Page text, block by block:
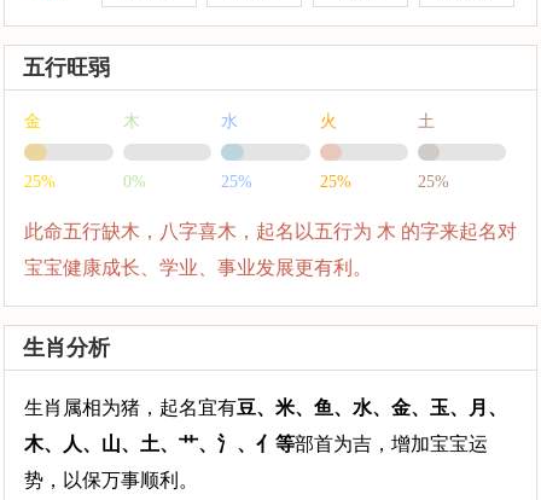
五行旺弱
金
25%
木
0%
水
25%
火
25%
土
25%
此命五行缺木，八字喜木，起名以五行为 木 的字来起名对
宝宝健康成长、学业、事业发展更有利。
生肖分析
生肖属相为猪，起名宜有豆、米、鱼、水、金、玉、月、
木、人、山、土、艹、氵、亻等部首为吉，增加宝宝运
势，以保万事顺利。